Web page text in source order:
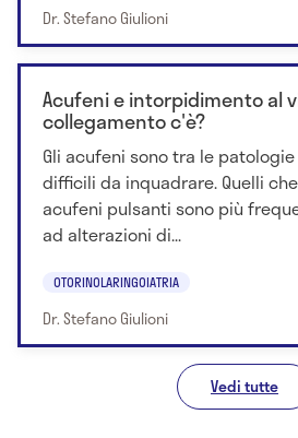
Dr. Stefano Giulioni
Acufeni e intorpidimento al
collegamento c'è?
Gli acufeni sono tra le
difficili da inquadrare. Quelli
acufeni pulsanti sono più
ad alterazioni di...
OTORINOLARINGOIATRIA
Dr. Stefano Giulioni
Vedi tutte